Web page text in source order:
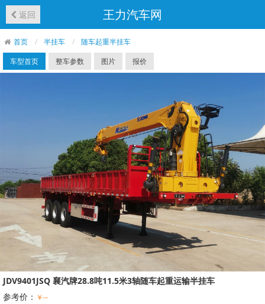
返回 王力汽车网
首页 半挂车
随车起重半挂车
车型首页
整车参数 图片 报价
JDV9401JSQ 襄汽牌28.8吨11.5米3轴随车起重运输半挂车
参考价： ￥--